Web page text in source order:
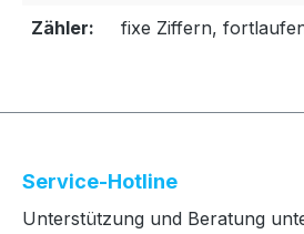
Zähler:
fixe Ziffern,
Service-Hotline
Unterstützung und Beratung